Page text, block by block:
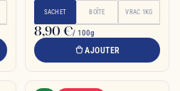
SACHET BOÎTE VRAC 1KG
8,90 €/ 100g
AJOUTER